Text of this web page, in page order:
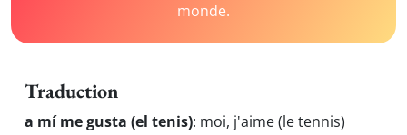
monde.
Traduction
a mí me gusta (el tenis): moi, j'aime (le tennis)